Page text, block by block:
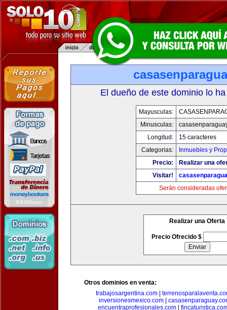
El dueño de este dominio lo
Mayusculas:
Minusculas:
Longitud:
15 caracteres
Categorias:
Inmuebles y
Precio:
Realizar una
Visitar!
Serán consideradas
Realizar una Oferta
Precio Ofrecido $
Otros dominios en venta:
trabajosargentina.com
inversionesmexico.com
encuentraprofesionales.com